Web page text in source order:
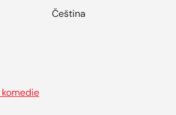
Čeština